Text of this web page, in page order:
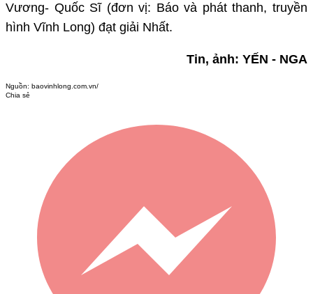
Vương- Quốc Sĩ (đơn vị: Báo và phát thanh, truyền
hình Vĩnh Long) đạt giải Nhất.
Tin, ảnh: YẾN - NGA
Nguồn: baovinhlong.com.vn/
Chia sẻ